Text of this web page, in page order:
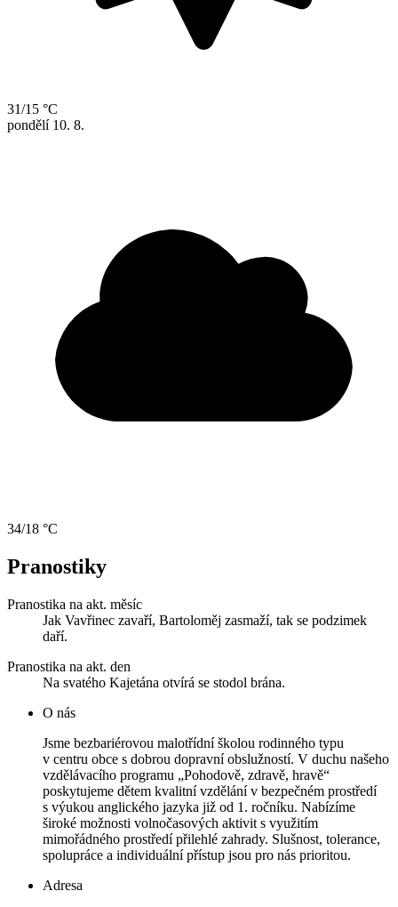
31/15 °C
pondělí 10. 8.
34/18 °C
Pranostiky
Pranostika na akt. měsíc
Jak Vavřinec zavaří, Bartoloměj zasmaží, tak se podzimek
daří.
Pranostika na akt. den
Na svatého Kajetána otvírá se stodol brána.
O nás
Jsme bezbariérovou malotřídní školou rodinného typu
v centru obce s dobrou dopravní obslužností. V duchu našeho
vzdělávacího programu „Pohodově, zdravě, hravě“
poskytujeme dětem kvalitní vzdělání v bezpečném prostředí
s výukou anglického jazyka již od 1. ročníku. Nabízíme
široké možnosti volnočasových aktivit s využitím
mimořádného prostředí přilehlé zahrady. Slušnost, tolerance,
spolupráce a individuální přístup jsou pro nás prioritou.
Adresa